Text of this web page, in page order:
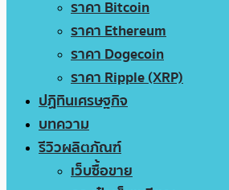
ราคา Bitcoin
ราคา Ethereum
ราคา Dogecoin
ราคา Ripple (XRP)
ปฏิทินเศรษฐกิจ
บทความ
รีวิวผลิตภัณฑ์
เว็บซื้อขาย